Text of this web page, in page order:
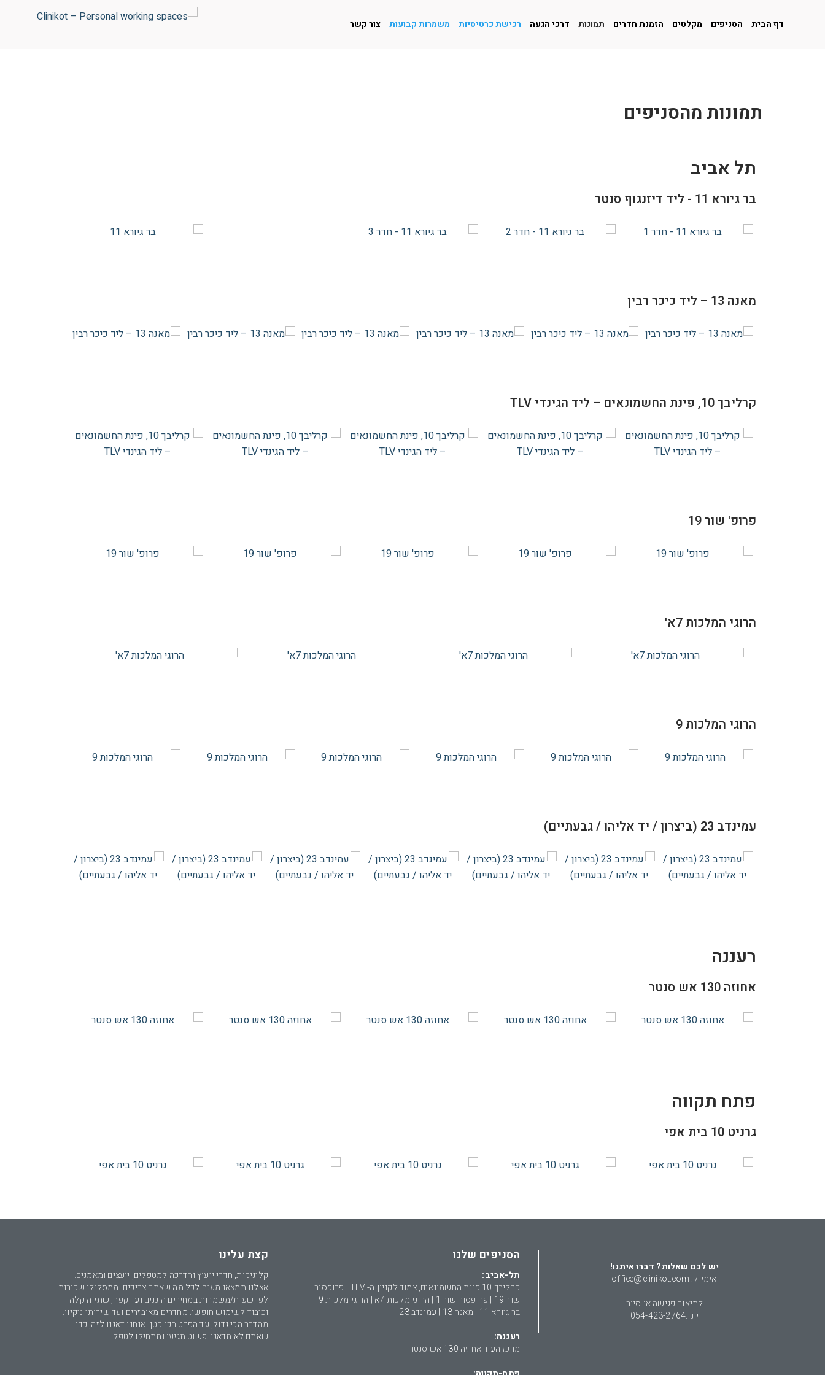
דף הבית הסניפים מקלטים הזמנת חדרים תמונות דרכי הגעה רכישת כרטיסיות משמרות קבועות צור קשר
תמונות מהסניפים
תל אביב
בר גיורא 11 - ליד דיזנגוף סנטר
מאנה 13 – ליד כיכר רבין
קרליבך 10, פינת החשמונאים – ליד הגינדי TLV
פרופ' שור 19
הרוגי המלכות 7א'
הרוגי המלכות 9
עמינדב 23 (ביצרון / יד אליהו / גבעתיים)
רעננה
אחוזה 130 אש סנטר
פתח תקווה
גרניט 10 בית אפי
יש לכם שאלות? דברו איתנו!
אימייל: office@clinikot.com
לתיאום פגישה או סיור
יוני:054-423-2764
הסניפים שלנו
תל-אביב:
קרליבך 10 פינת החשמונאים, צמוד לקניון ה- TLV | פרופסור
שור 19 | פרופסור שור 1 | הרוגי מלכות 7א | הרוגי מלכות 9 |
בר גיורא 11 | מאנה 13 | עמינדב 23
רעננה:
מרכז העיר אחוזה 130 אש סנטר
קצת עלינו
קליניקות, חדרי ייעוץ והדרכה למטפלים, יועצים ומאמנים.
אצלנו תמצאו מענה לכל מה שאתם צריכים. ממסלולי שכירות
לפי שעות/משמרות במחירים הוגנים ועד קפה, שתייה קלה
וכיבוד לשימוש חופשי. מחדרים מאובזרים ועד שירותי ניקיון.
מהדבר הכי גדול, עד הפרט הכי קטן. אנחנו דאגנו לזה, כדי
שאתם לא תדאגו. פשוט תגיעו ותתחילו לטפל.